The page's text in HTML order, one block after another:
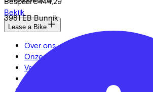
3981 EB Bunnik
Bekijk
Lease a Bike
Over ons
Onze collega's
Vacatures
Stages